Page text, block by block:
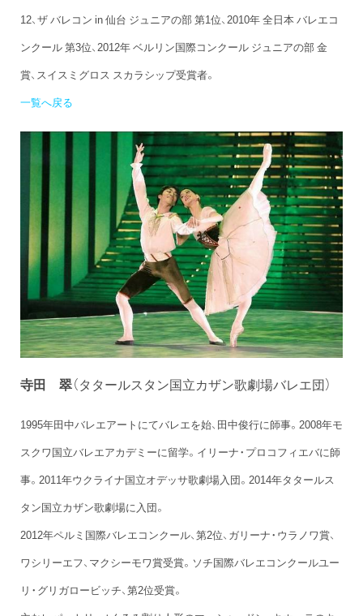
12、ザ バレコン in 仙台 ジュニアの部 第1位、2010年 全日本 バレエコ
ンクール 第3位、2012年 ベルリン国際コンクール ジュニアの部 金
賞、スイスミグロス スカラシップ受賞者。
一覧へ戻る
寺田 翠（タタールスタン国立カザン歌劇場バレエ団）
1995年田中バレエアートにてバレエを始、田中俊行に師事。2008年モ
スクワ国立バレエアカデミーに留学。イリーナ・プロコフィエバに師
事。2011年ウクライナ国立オデッサ歌劇場入団。2014年タタールス
タン国立カザン歌劇場に入団。
2012年ペルミ国際バレエコンクール、第2位、ガリーナ・ウラノワ賞、
ワシリーエフ、マクシーモワ賞受賞。ソチ国際バレエコンクールユー
リ・グリガロービッチ、第2位受賞。